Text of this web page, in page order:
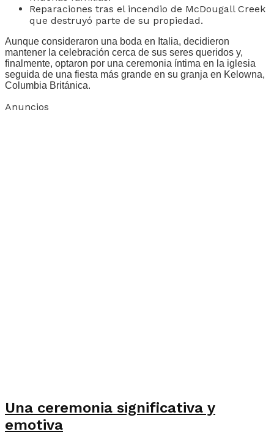
Reparaciones tras el incendio de McDougall Creek
que destruyó parte de su propiedad.
Aunque consideraron una boda en Italia, decidieron
mantener la celebración cerca de sus seres queridos y,
finalmente, optaron por una ceremonia íntima en la iglesia
seguida de una fiesta más grande en su granja en Kelowna,
Columbia Británica.
Anuncios
Una ceremonia significativa y
emotiva